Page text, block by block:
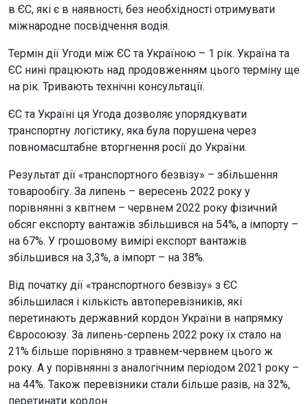
в ЄС, які є в наявності, без необхідності отримувати
міжнародне посвідчення водія.
Термін дії Угоди між ЄС та Україною – 1 рік. Україна та
ЄС нині працюють над продовженням цього терміну ще
на рік. Тривають технічні консультації.
ЄС та Україні ця Угода дозволяє упорядкувати
транспортну логістику, яка була порушена через
повномасштабне вторгнення росії до України.
Результат дії «транспортного безвізу» – збільшення
товарообігу. За липень – вересень 2022 року у
порівнянні з квітнем – червнем 2022 року фізичний
обсяг експорту вантажів збільшився на 54%, а імпорту –
на 67%. У грошовому вимірі експорт вантажів
збільшився на 3,3%, а імпорт – на 38%.
Від початку дії «транспортного безвізу» з ЄС
збільшилася і кількість автоперевізників, які
перетинають державний кордон України в напрямку
Євросоюзу. За липень-серпень 2022 року їх стало на
21% більше порівняно з травнем-червнем цього ж
року. А у порівнянні з аналогічним періодом 2021 року –
на 44%. Також перевізники стали більше разів, на 32%,
перетинати кордон.